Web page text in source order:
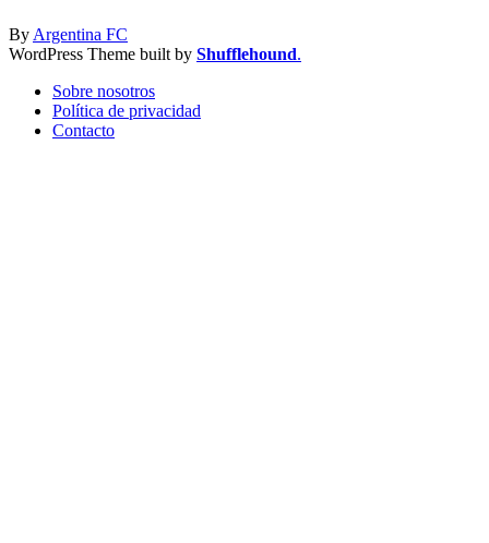
ByArgentina FC
WordPress Theme built by Shufflehound.
Sobre nosotros
Política de privacidad
Contacto